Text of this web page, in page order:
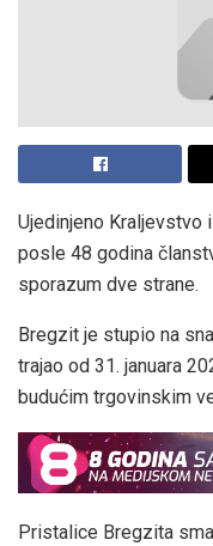
Ujedinjeno Kraljevstvo
posle 48 godina
sporazum dve strane.
Bregzit je stupio na
trajao od 31. januara
budućim trgovinskim
Pristalice Bregzita